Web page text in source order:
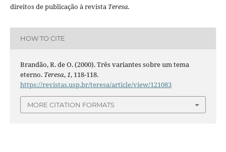
direitos de publicação à revista Teresa.
HOW TO CITE
Brandão, R. de O. (2000). Três variantes sobre um tema
eterno. Teresa,1, 118-118.
https://revistas.usp.br/teresa/article/view/121083
MORE CITATION FORMATS